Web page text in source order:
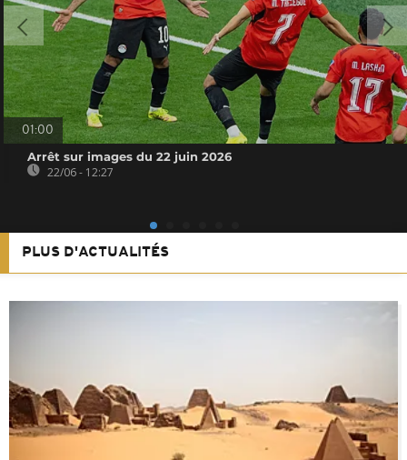
01:00
Arrêt sur images du 22 juin 2026
22/06 - 12:27
PLUS D'ACTUALITÉS